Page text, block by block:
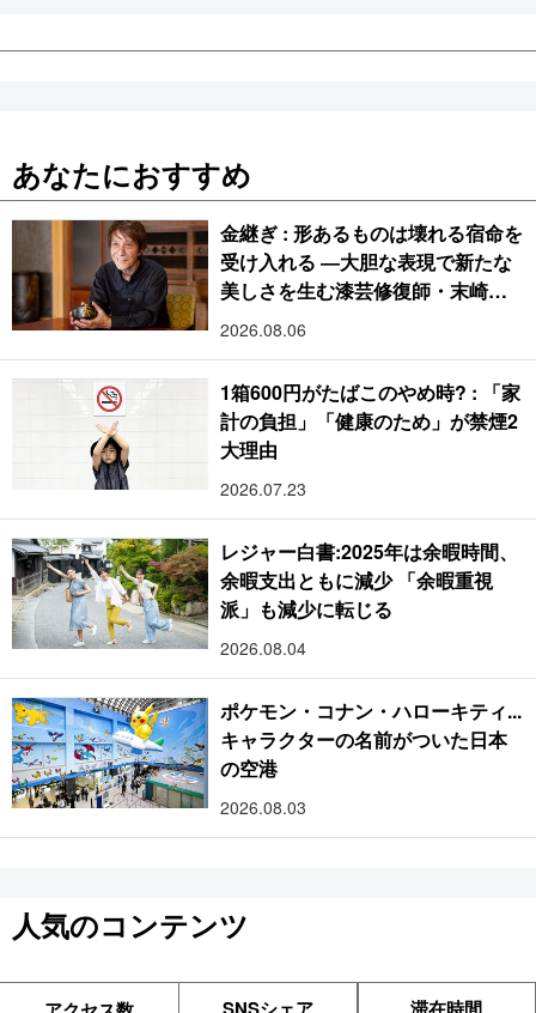
あなたにおすすめ
金継ぎ : 形あるものは壊れる宿命を
受け入れる ―大胆な表現で新たな
美しさを生む漆芸修復師・末崎広
樹
2026.08.06
1箱600円がたばこのやめ時? : 「家
計の負担」「健康のため」が禁煙2
大理由
2026.07.23
レジャー白書:2025年は余暇時間、
余暇支出ともに減少 「余暇重視
派」も減少に転じる
2026.08.04
ポケモン・コナン・ハローキティ...
キャラクターの名前がついた日本
の空港
2026.08.03
人気のコンテンツ